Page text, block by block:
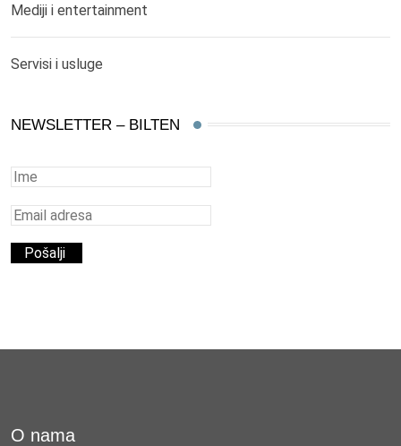
Mediji i entertainment
Servisi i usluge
NEWSLETTER – BILTEN
O nama